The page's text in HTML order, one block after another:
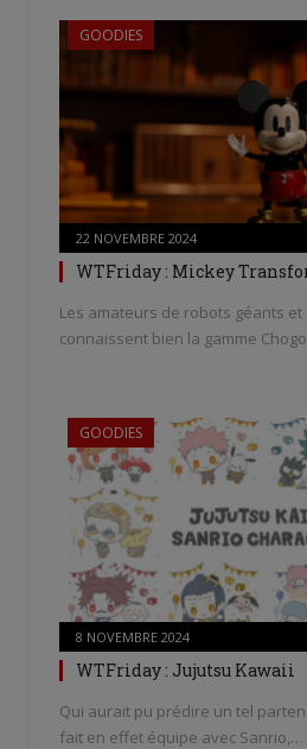
GOODIES
22 NOVEMBRE 2024
WTFriday : Mickey
Les amateurs de robots géants
connaissent bien la gamme
GOODIES
8 NOVEMBRE 2024
WTFriday : Jujutsu Kawaii
Qui aurait pu prédire un tel
fait en effet équipe avec Sanrio,…